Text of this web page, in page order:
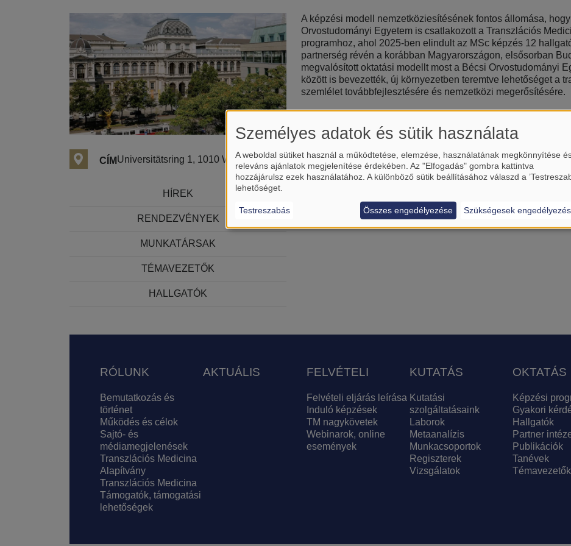
CÍMUniversitätsring 1, 1010 Wien, Ausztria
HÍREK
RENDEZVÉNYEK
MUNKATÁRSAK
TÉMAVEZETŐK
HALLGATÓK
A képzési modell nemzetköziesítésének fontos állomása,
Orvostudományi Egyetem is csatlakozott a Transzlációs
programhoz, ahol 2025-ben elindult az MSc képzés 12
partnerség révén a korábban Magyarországon, elsősorban
megvalósított oktatási modellt most a Bécsi Orvostudományi
között is bevezették, új környezetben teremtve lehetőséget a
szemlélet továbbfejlesztésére és nemzetközi megerősítésére.
Lábléc
RÓLUNK
Bemutatkozás és
történet
Működés és célok
Sajtó- és
médiamegjelenések
Transzlációs Medicina
Alapítvány
Transzlációs Medicina
Támogatók, támogatási
lehetőségek
AKTUÁLIS FELVÉTELI
Felvételi eljárás leírása
Induló képzések
TM nagykövetek
Webinarok, online
események
KUTATÁS
Kutatási
szolgáltatásaink
Laborok
Metaanalízis
Munkacsoportok
Regiszterek
Vizsgálatok
OKTATÁS
Képzési
Gyakori
Hallgatók
Partner
Publikációk
Tanévek
Témavezetők
Személyes adatok és sütik használata
A weboldal sütiket használ a működtetése, elemzése, használatának megkönnyítése
releváns ajánlatok megjelenítése érdekében. Az "Elfogadás" gombra kattintva
hozzájárulsz ezek használatához. A különböző sütik beállításához válaszd a
lehetőséget.
Testreszabás Szükségesek
Összes engedélyezése